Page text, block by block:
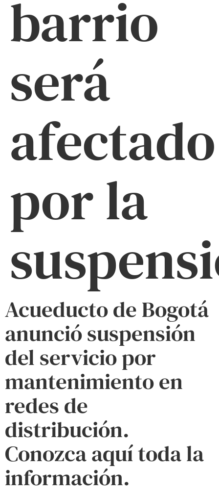
barrio
será
afectado
por la
Acueducto de Bogotá
anunció suspensión
del servicio por
mantenimiento en
redes de
distribución.
Conozca aquí toda la
información.